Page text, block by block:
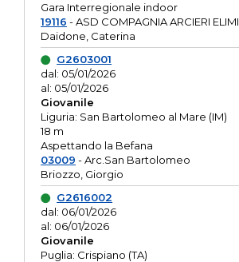
Gara Interregionale indoor
19116 - ASD COMPAGNIA ARCIERI ELIMI
Daidone, Caterina
G2603001
dal: 05/01/2026
al: 05/01/2026
Giovanile
Liguria: San Bartolomeo al Mare (IM)
18 m
Aspettando la Befana
03009 - Arc.San Bartolomeo
Briozzo, Giorgio
G2616002
dal: 06/01/2026
al: 06/01/2026
Giovanile
Puglia: Crispiano (TA)